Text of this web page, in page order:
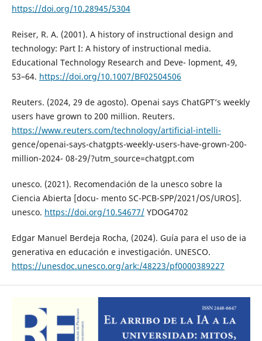
https://doi.org/10.28945/5304
Reiser, R. A. (2001). A history of instructional design and
technology: Part I: A history of instructional media.
Educational Technology Research and Deve- lopment, 49,
53–64. https://doi.org/10.1007/BF02504506
Reuters. (2024, 29 de agosto). Openai says ChatGPT’s weekly
users have grown to 200 million. Reuters.
https://www.reuters.com/technology/artificial-intelli-
gence/openai-says-chatgpts-weekly-users-have-grown-200-
million-2024- 08-29/?utm_source=chatgpt.com
unesco. (2021). Recomendación de la unesco sobre la
Ciencia Abierta [docu- mento SC-PCB-SPP/2021/OS/UROS].
unesco. https://doi.org/10.54677/YDOG4702
Edgar Manuel Berdeja Rocha, (2024). Guía para el uso de ia
generativa en educación e investigación. UNESCO.
https://unesdoc.unesco.org/ark:/48223/pf0000389227